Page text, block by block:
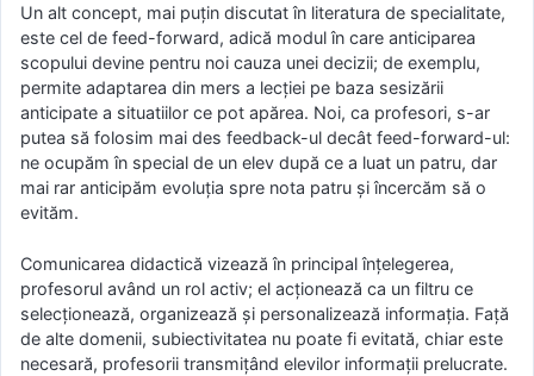
Un alt concept, mai puţin discutat în literatura de specialitate,
este cel de feed-forward, adică modul în care anticiparea
scopului devine pentru noi cauza unei decizii; de exemplu,
permite adaptarea din mers a lecţiei pe baza sesizării
anticipate a situatiilor ce pot apărea. Noi, ca profesori, s-ar
putea să folosim mai des feedback-ul decât feed-forward-ul:
ne ocupăm în special de un elev după ce a luat un patru, dar
mai rar anticipăm evoluţia spre nota patru şi încercăm să o
evităm.
Comunicarea didactică vizează în principal înţelegerea,
profesorul având un rol activ; el acţionează ca un filtru ce
selecţionează, organizează şi personalizează informaţia. Faţă
de alte domenii, subiectivitatea nu poate fi evitată, chiar este
necesară, profesorii transmiţând elevilor informaţii prelucrate.